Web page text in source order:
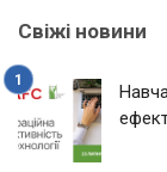
Свіжі новини